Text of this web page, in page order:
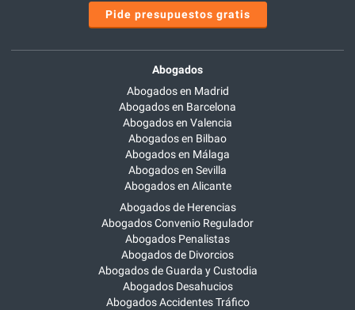
Pide presupuestos gratis
Abogados
Abogados en Madrid
Abogados en Barcelona
Abogados en Valencia
Abogados en Bilbao
Abogados en Málaga
Abogados en Sevilla
Abogados en Alicante
Abogados de Herencias
Abogados Convenio Regulador
Abogados Penalistas
Abogados de Divorcios
Abogados de Guarda y Custodia
Abogados Desahucios
Abogados Accidentes Tráfico